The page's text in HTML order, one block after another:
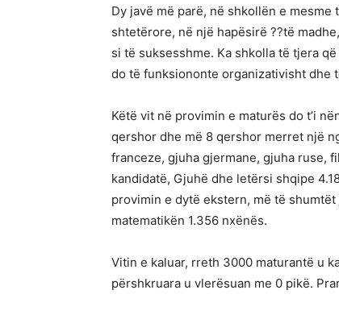
Dy javë më parë, në shkollën e mesme
shtetërore, në një hapësirë ??të
si të suksesshme. Ka shkolla të tjera
do të funksiononte organizativisht dhe
Këtë vit në provimin e maturës do t’i
qershor dhe më 8 qershor merret një
franceze, gjuha gjermane, gjuha ruse,
kandidatë, Gjuhë dhe letërsi shqipe
provimin e dytë ekstern, më të
matematikën 1.356 nxënës.
Vitin e kaluar, rreth 3000 maturantë u
përshkruara u vlerësuan me 0 pikë.